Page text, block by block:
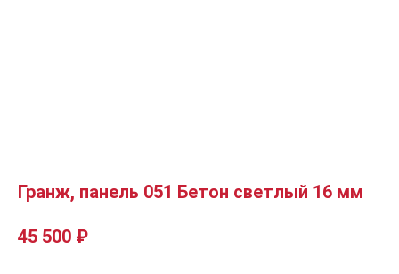
Гранж, панель 051 Бетон светлый 16 мм
45 500 ₽